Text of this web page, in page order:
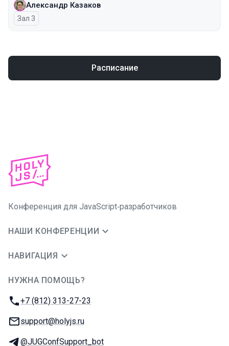
Александр Казаков
Зал 3
Расписание
Конференция для JavaScript‑разработчиков
НАШИ КОНФЕРЕНЦИИ
НАВИГАЦИЯ
НУЖНА ПОМОЩЬ?
Телефон:
+7 (812) 313-27-23
E-mail:
support@holyjs.ru
Телеграм:
@JUGConfSupport_bot